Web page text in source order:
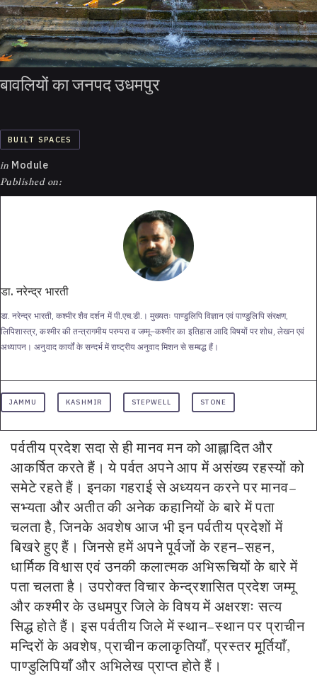
बावलियों का जनपद उधमपुर
BUILT SPACES
in Module
Published on:
डा. नरेन्द्र भारती
डा. नरेन्द्र भारती, कश्मीर शैव दर्शन में पी.एच.डी.। मुख्यतः पाण्डुलिपि विज्ञान एवं पाण्डुलिपि संरक्षण,
लिपिशास्त्र, कश्मीर की तन्त्रागमीय परम्परा व जम्मू–कश्मीर का इतिहास आदि विषयों पर शोध, लेखन एवं
अध्यापन। अनुवाद कार्यों के सन्दर्भ में राष्ट्रीय अनुवाद मिशन से सम्बद्ध हैं।
JAMMU KASHMIR STEPWELL STONE
पर्वतीय प्रदेश सदा से ही मानव मन को आह्लादित और
आकर्षित करते हैं। ये पर्वत अपने आप में असंख्य रहस्यों को
समेटे रहते हैं। इनका गहराई से अध्ययन करने पर मानव–
सभ्यता और अतीत की अनेक कहानियों के बारे में पता
चलता है, जिनके अवशेष आज भी इन पर्वतीय प्रदेशों में
बिखरे हुए हैं। जिनसे हमेंअपनेपूर्वजों के रहन–सहन,
धार्मिकविश्वास एवं उनकी कलात्मक अभिरूचियों के बारे में
पता चलता है। उपरोक्त विचार केन्द्रशासित प्रदेश जम्मू
और कश्मीर के उधमपुर जिले के विषय में अक्षरशः सत्य
सिद्ध होते हैं। इस पर्वतीय जिले में स्थान–स्थान पर प्राचीन
मन्दिरों के अवशेष, प्राचीन कलाकृतियाँ, प्रस्तर मूर्तियाँ,
पाण्डुलिपियाँ और अभिलेख प्राप्त होते हैं।